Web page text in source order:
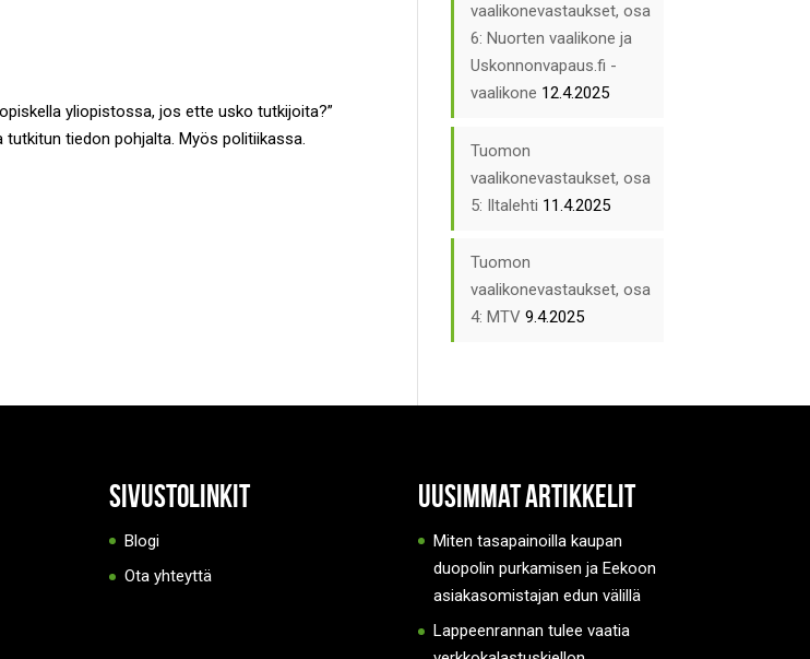
yliopistossa, jos ette usko tutkijoita?”
tiedon pohjalta. Myös politiikassa.
vaalikonevastaukset, osa
6: Nuorten vaalikone ja
Uskonnonvapaus.fi -
vaalikone 12.4.2025
Tuomon
vaalikonevastaukset, osa
5: Iltalehti 11.4.2025
Tuomon
vaalikonevastaukset, osa
4: MTV 9.4.2025
Sivustolinkit
Blogi
Ota yhteyttä
Uusimmat artikkelit
Miten tasapainoilla kaupan
duopolin purkamisen ja Eekoon
asiakasomistajan edun välillä
Lappeenrannan tulee vaatia